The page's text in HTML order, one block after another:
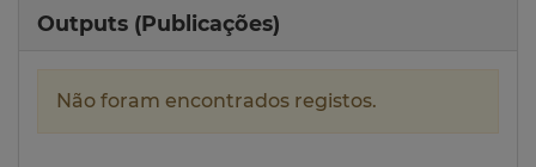
Outputs (Publicações)
Não foram encontrados registos.